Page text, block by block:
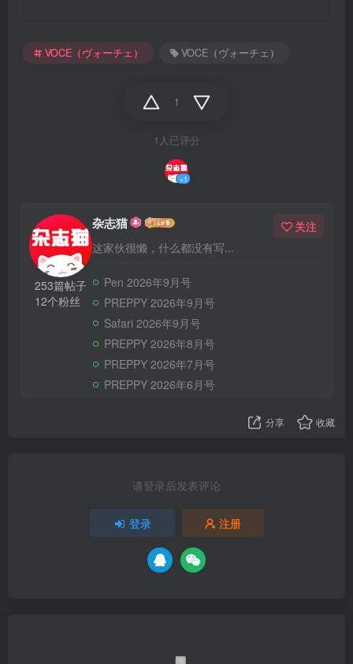
VOCE（ヴォーチェ） VOCE（ヴォーチェ）
1
1人已评分
+1
253篇帖子
12个粉丝
杂志猫
这家伙很懒，什么都没有写...
关注
Pen 2026年9月号
PREPPY 2026年9月号
Safari 2026年9月号
PREPPY 2026年8月号
PREPPY 2026年7月号
PREPPY 2026年6月号
分享 收藏
请登录后发表评论
登录 注册